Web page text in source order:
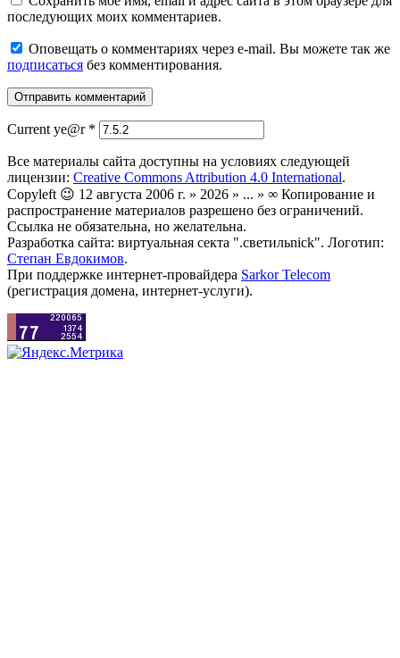
последующих моих комментариев.
Оповещать о комментариях через e-mail. Вы можете так же
подписаться без комментирования.
Current ye@r *
Все материалы сайта доступны на условиях следующей
лицензии: Creative Commons Attribution 4.0 International.
Copyleft 😉 12 августа 2006 г. » 2026 » ... » ∞ Копирование и
распространение материалов разрешено без ограничений.
Ссылка не обязательна, но желательна.
Разработка сайта: виртуальная секта ".светильnick". Логотип:
Степан Евдокимов.
При поддержке интернет-провайдера Sarkor Telecom
(регистрация домена, интернет-услуги).